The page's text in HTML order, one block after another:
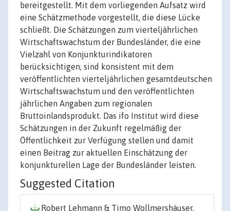
bereitgestellt. Mit dem vorliegenden Aufsatz wird
eine Schätzmethode vorgestellt, die diese Lücke
schließt. Die Schätzungen zum vierteljährlichen
Wirtschaftswachstum der Bundesländer, die eine
Vielzahl von Konjunkturindikatoren
berücksichtigen, sind konsistent mit dem
veröffentlichten vierteljährlichen gesamtdeutschen
Wirtschaftswachstum und den veröffentlichten
jährlichen Angaben zum regionalen
Bruttoinlandsprodukt. Das ifo Institut wird diese
Schätzungen in der Zukunft regelmäßig der
Öffentlichkeit zur Verfügung stellen und damit
einen Beitrag zur aktuellen Einschätzung der
konjunkturellen Lage der Bundesländer leisten.
Suggested Citation
Robert Lehmann & Timo Wollmershäuser,